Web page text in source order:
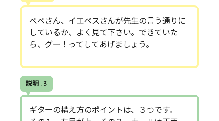
ぺぺさん、イエペスさんが先生の言う通りに
しているか、よく見て下さい。できていた
ら、グー！ってしてあげましょう。
説明 . 3
ギターの構え方のポイントは、３つです。